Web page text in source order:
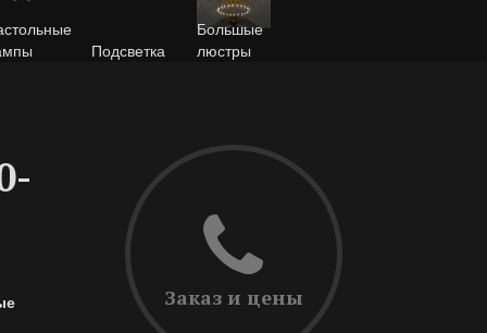
Подсветка
Большые
люстры
Заказ и цены